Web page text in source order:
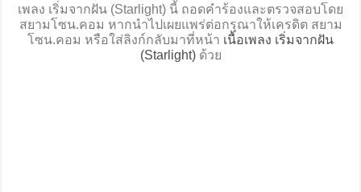
เพลง เริ่มจากฝัน (Starlight) นี้ ถอดคำร้องและตรวจสอบโดย
สยามโซน.คอม หากนำไปเผยแพร่ต่อกรุณาให้เครดิต สยาม
โซน.คอม หรือใส่ลิงก์กลับมาที่หน้า เนื้อเพลง เริ่มจากฝัน
(Starlight)ด้วย